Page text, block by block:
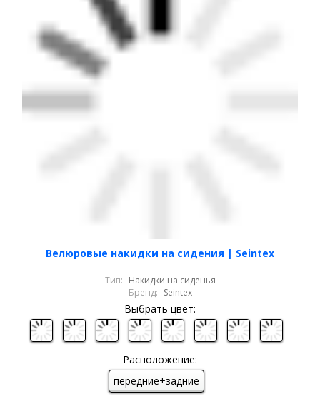
Велюровые накидки на сидения | Seintex
Тип: Накидки на сиденья
Бренд: Seintex
Выбрать цвет:
Расположение:
передние+задние